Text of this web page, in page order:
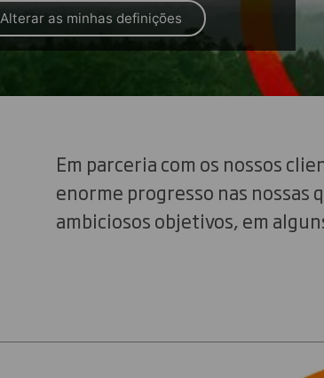
Alterar as minhas definições
Em parceria com os nossos
enorme progresso nas nossas
ambiciosos objetivos, em